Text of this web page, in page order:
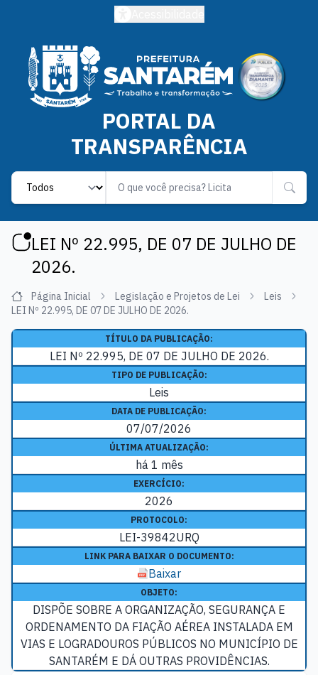
PORTAL DA
TRANSPARÊNCIA
Label
LEI Nº 22.995, DE 07 DE JULHO DE
2026.
Página Inicial Legislação e Projetos de Lei
Leis
LEI Nº 22.995, DE 07 DE JULHO DE 2026.
TÍTULO DA PUBLICAÇÃO:
LEI Nº 22.995, DE 07 DE JULHO DE 2026.
TIPO DE PUBLICAÇÃO:
Leis
DATA DE PUBLICAÇÃO:
07/07/2026
ÚLTIMA ATUALIZAÇÃO:
há 1 mês
EXERCÍCIO:
2026
PROTOCOLO:
LEI-39842URQ
LINK PARA BAIXAR O DOCUMENTO:
Baixar
OBJETO:
DISPÕE SOBRE A ORGANIZAÇÃO, SEGURANÇA E
ORDENAMENTO DA FIAÇÃO AÉREA INSTALADA EM
VIAS E LOGRADOUROS PÚBLICOS NO MUNICÍPIO DE
SANTARÉM E DÁ OUTRAS PROVIDÊNCIAS.